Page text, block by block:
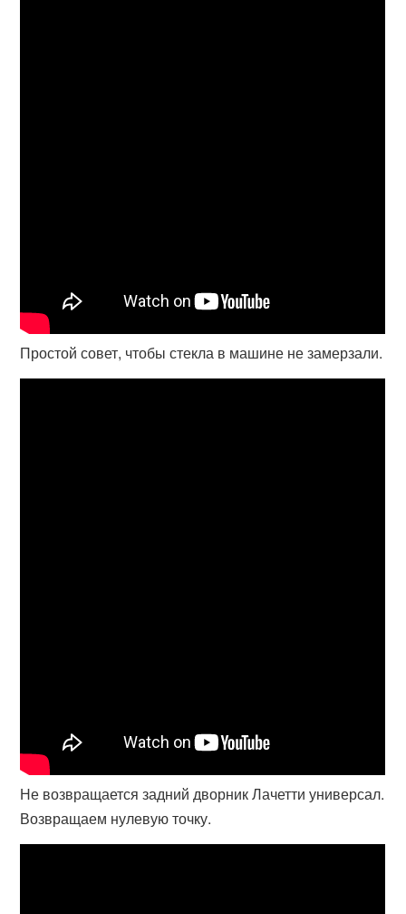
Простой совет, чтобы стекла в машине не замерзали.
Не возвращается задний дворник Лачетти универсал.
Возвращаем нулевую точку.